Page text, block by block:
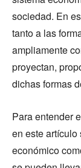
sociedad. En
tanto a las
ampliamente
proyectan,
dichas formas
Para entender
en este
económico